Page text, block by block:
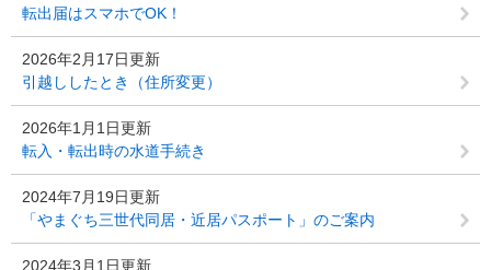
転出届はスマホでOK！
2026年2月17日更新
引越ししたとき（住所変更）
2026年1月1日更新
転入・転出時の水道手続き
2024年7月19日更新
「やまぐち三世代同居・近居パスポート」のご案内
2024年3月1日更新